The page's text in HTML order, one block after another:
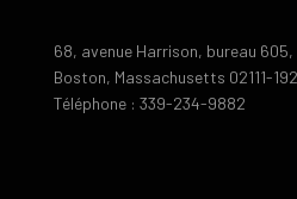
68, avenue Harrison, bureau 605,
Boston, Massachusetts 02111-
Téléphone : 339-234-9882